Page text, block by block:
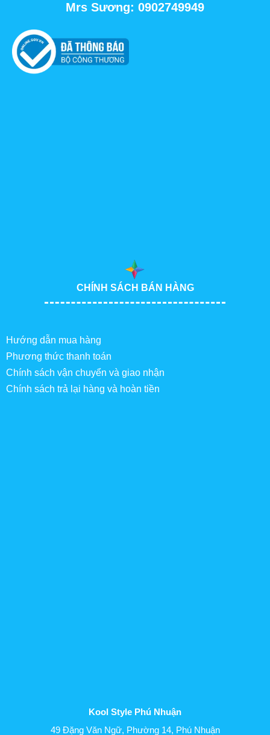
Mrs Sương: 0902749949
CHÍNH SÁCH BÁN HÀNG
Hướng dẫn mua hàng
Phương thức thanh toán
Chính sách vận chuyển và giao nhận
Chính sách trả lại hàng và hoàn tiền
Kool Style Phú Nhuận
49 Đặng Văn Ngữ, Phường 14, Phú Nhuận